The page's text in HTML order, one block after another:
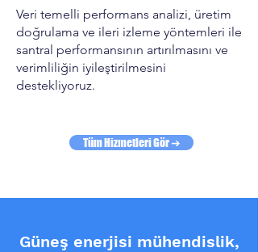
Veri temelli performans analizi, üretim
doğrulama ve ileri izleme yöntemleri ile
santral performansının artırılmasını ve
verimliliğin iyileştirilmesini
destekliyoruz.
Tüm Hizmetleri Gör ➔
Güneş enerjisi mühendislik,